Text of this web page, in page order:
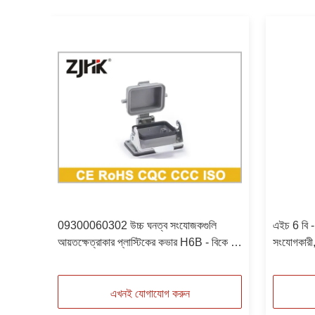
09300060302 উচ্চ ঘনত্ব সংযোজকগুলি
আয়তক্ষেত্রাকার প্লাস্টিকের কভার H6B - বিকে -
এখনই যোগাযোগ করুন
এইচ 6 বি -